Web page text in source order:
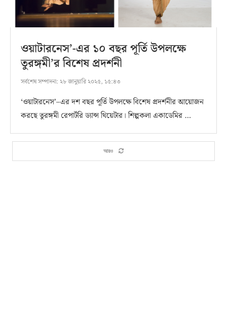
ওয়াটারনেস’-এর ১০ বছর পূর্তি উপলক্ষে
তুরঙ্গমী’র বিশেষ প্রদর্শনী
সর্বশেষ সম্পাদনা: ২৮ জানুয়ারি ২০২৫, ১৫:৪৩
‘ওয়াটারনেস’–এর দশ বছর পূর্তি উপলক্ষে বিশেষ প্রদর্শনীর আয়োজন
করছে তুরঙ্গমী রেপার্টরি ড্যান্স থিয়েটার। শিল্পকলা একাডেমির …
আরও